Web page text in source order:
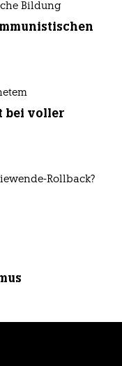
Bildung
bei voller
Rollback?